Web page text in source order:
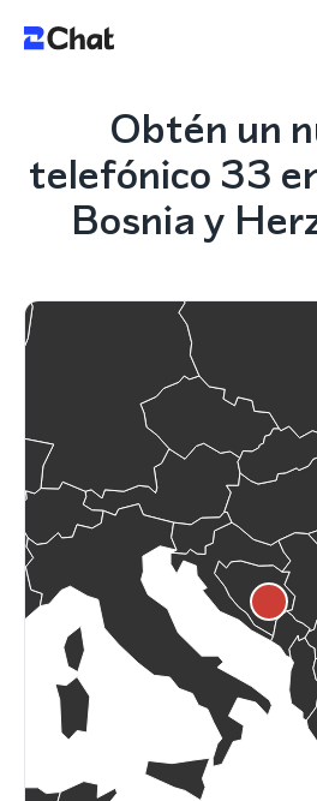
Obtén un
telefónico 33
Bosnia y